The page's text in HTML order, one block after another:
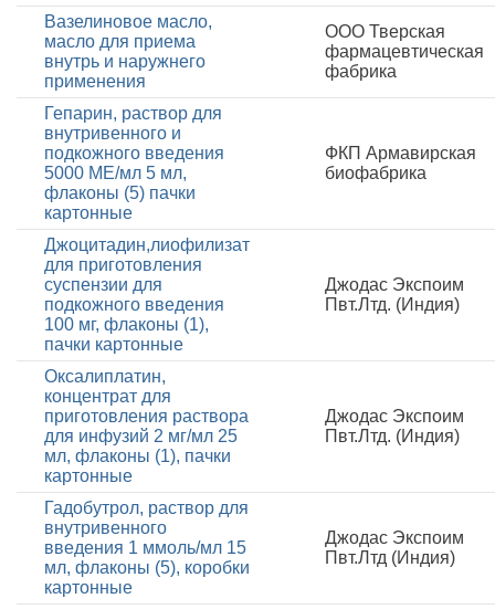
Вазелиновое масло,
масло для приема
внутрь и наружнего
применения
ООО Тверская
фармацевтическая
фабрика
Гепарин, раствор для
внутривенного и
подкожного введения
5000 МЕ/мл 5 мл,
флаконы (5) пачки
картонные
ФКП Армавирская
биофабрика
Джоцитадин,лиофилизат
для приготовления
суспензии для
подкожного введения
100 мг, флаконы (1),
пачки картонные
Джодас Экспоим
Пвт.Лтд. (Индия)
Оксалиплатин,
концентрат для
приготовления раствора
для инфузий 2 мг/мл 25
мл, флаконы (1), пачки
картонные
Джодас Экспоим
Пвт.Лтд. (Индия)
Гадобутрол, раствор для
внутривенного
введения 1 ммоль/мл 15
мл, флаконы (5), коробки
картонные
Джодас Экспоим
Пвт.Лтд (Индия)